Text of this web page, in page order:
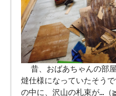
昔、おばあちゃんの部
燵仕様になっていたそう
の中に、沢山の札束が…（